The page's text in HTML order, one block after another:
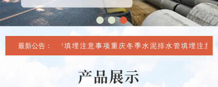
最新公告：
冬季水泥排水管填埋注意事项重庆冬季水泥排水管填埋注意事
产品展示